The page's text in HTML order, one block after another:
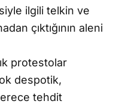
ilgili telkin ve
çıktığının aleni
protestolar
despotik,
tehdit